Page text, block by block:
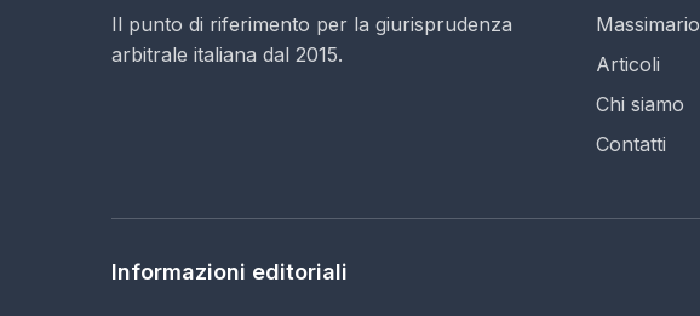
Il punto di riferimento per la giurisprudenza
arbitrale italiana dal 2015.
Massimario
Articoli
Chi siamo
Contatti
Informazioni editoriali